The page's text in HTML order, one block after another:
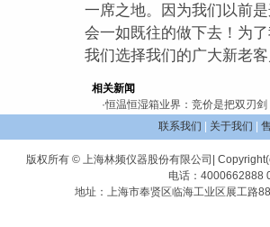
一席之地。因为我们以前
会一如既往的做下去！为
我们选择我们的广大新老
相关新闻
·恒温恒湿箱业界：竞价是把双刃剑
联系我们
关于我们
版权所有 © 上海林频仪器股份有限公司|
电话：4000662888
地址：上海市奉贤区临海工业区展工路